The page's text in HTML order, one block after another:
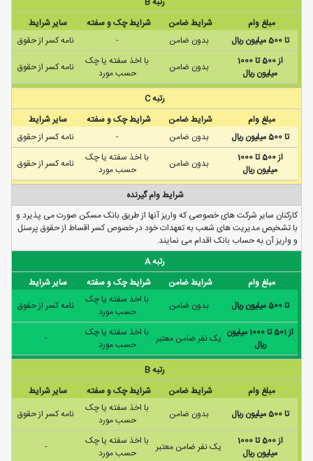
مبلغ وام
شرایط ضامن شرایط چک و سفته
سایر شرایط
بدون ضامن
نامه كسر از حقوق
از 500 تا 1000
ميليون ريال
بدون ضامن
با اخذ سفته يا چک
حسب مورد
نامه كسر از حقوق
رتبه C
مبلغ وام
شرایط ضامن شرایط چک و سفته
سایر شرایط
بدون ضامن
نامه كسر از حقوق
از 500 تا 1000
ميليون ريال
بدون ضامن
با اخذ سفته يا چک
حسب مورد
نامه كسر از حقوق
شرایط وام گیرنده
کارکنان سایر شرکت های خصوصی که واریز آنها از طریق بانک مسکن صورت می پذیرد و
با تشخیص مدیریت های شعب به تعهدات خود در خصوص کسر اقساط از حقوق پرسنل
و واریز آن به حساب بانک اقدام می نمایند.
رتبه A
مبلغ وام
شرایط ضامن شرایط چک و سفته
سایر شرایط
بدون ضامن
با اخذ سفته يا چک
حسب مورد
نامه كسر از حقوق
از 501 تا 1000 ميليون
ريال
يک نفر ضامن معتبر
با اخذ سفته يا چک
حسب مورد
رتبه B
مبلغ وام
شرایط ضامن شرایط چک و سفته
سایر شرایط
بدون ضامن
با اخذ سفته يا چک
حسب مورد
نامه كسر از حقوق
از 500 تا 1000
ميليون ريال
يک نفر ضامن معتبر
با اخذ سفته يا چک
حسب مورد